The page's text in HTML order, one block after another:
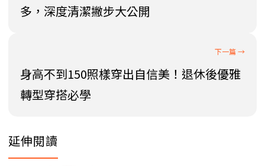
多，深度清潔撇步大公開
身高不到150照樣穿出自信美！退休後優雅
轉型穿搭必學
延伸閱讀